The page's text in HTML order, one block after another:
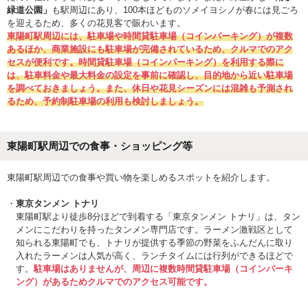
緑道公園」 も駅周辺にあり、100本ほどものソメイヨシノが春には見ごろ
を迎えるため、多くの花見客で賑わいます。
東陽町駅周辺には、駐車場や時間貸駐車場（コインパーキング）が複数
あるほか、商業施設にも駐車場が完備されているため、クルマでのアク
セスが便利です。時間貸駐車場（コインパーキング）を利用する際に
は、駐車料金や最大料金の設定を事前に確認し、目的地から近い駐車場
を調べておきましょう。また、休日や花見シーズンには混雑も予測され
るため、予約制駐車場の利用も検討しましょう。
東陽町駅周辺での食事・ショッピング等
東陽町駅周辺での食事や買い物を楽しめるスポットを紹介します。
東京タンメン トナリ
東陽町駅より徒歩8分ほどで到着する「東京タンメン トナリ」は、タン
メンにこだわりを持ったタンメン専門店です。ラーメン激戦区として
知られる東陽町でも、トナリが提供する季節の野菜をふんだんに取り
入れたラーメンは人気が高く、ランチタイムには行列ができるほどで
す。駐車場はありませんが、周辺に複数時間貸駐車場（コインパーキ
ング）があるためクルマでのアクセス可能です。